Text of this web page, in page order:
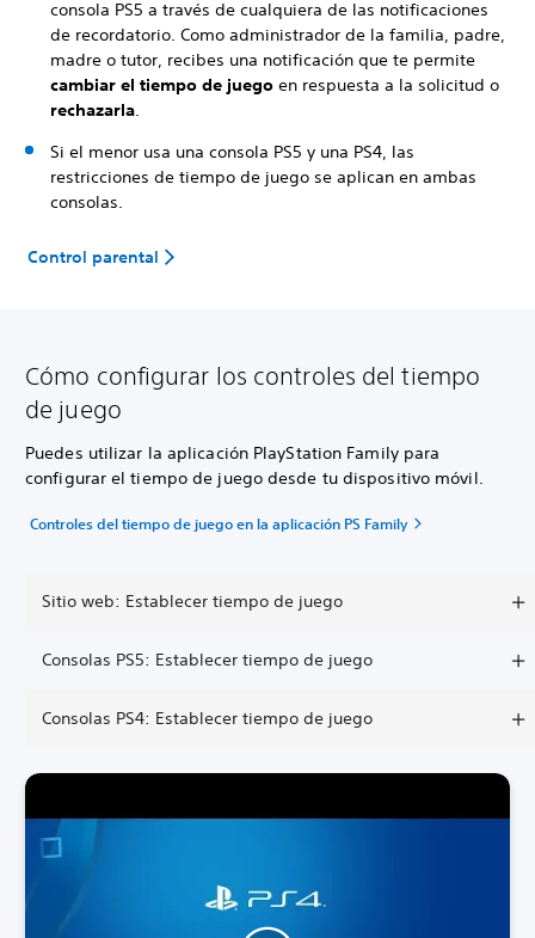
consola PS5 a través de cualquiera de las notificaciones
de recordatorio. Como administrador de la familia, padre,
madre o tutor, recibes una notificación que te permite
cambiar el tiempo de juego en respuesta a la solicitud o
rechazarla
Si el menor usa una consola PS5 y una PS4, las
restricciones de tiempo de juego se aplican en ambas
consolas.
Control parental
Cómo configurar los controles del tiempo
de juego
Puedes utilizar la aplicación PlayStation Family para
configurar el tiempo de juego desde tu dispositivo móvil.
Controles del tiempo de juego en la aplicación PS Family
Sitio web: Establecer tiempo de juego
Consolas PS5: Establecer tiempo de juego
Consolas PS4: Establecer tiempo de juego